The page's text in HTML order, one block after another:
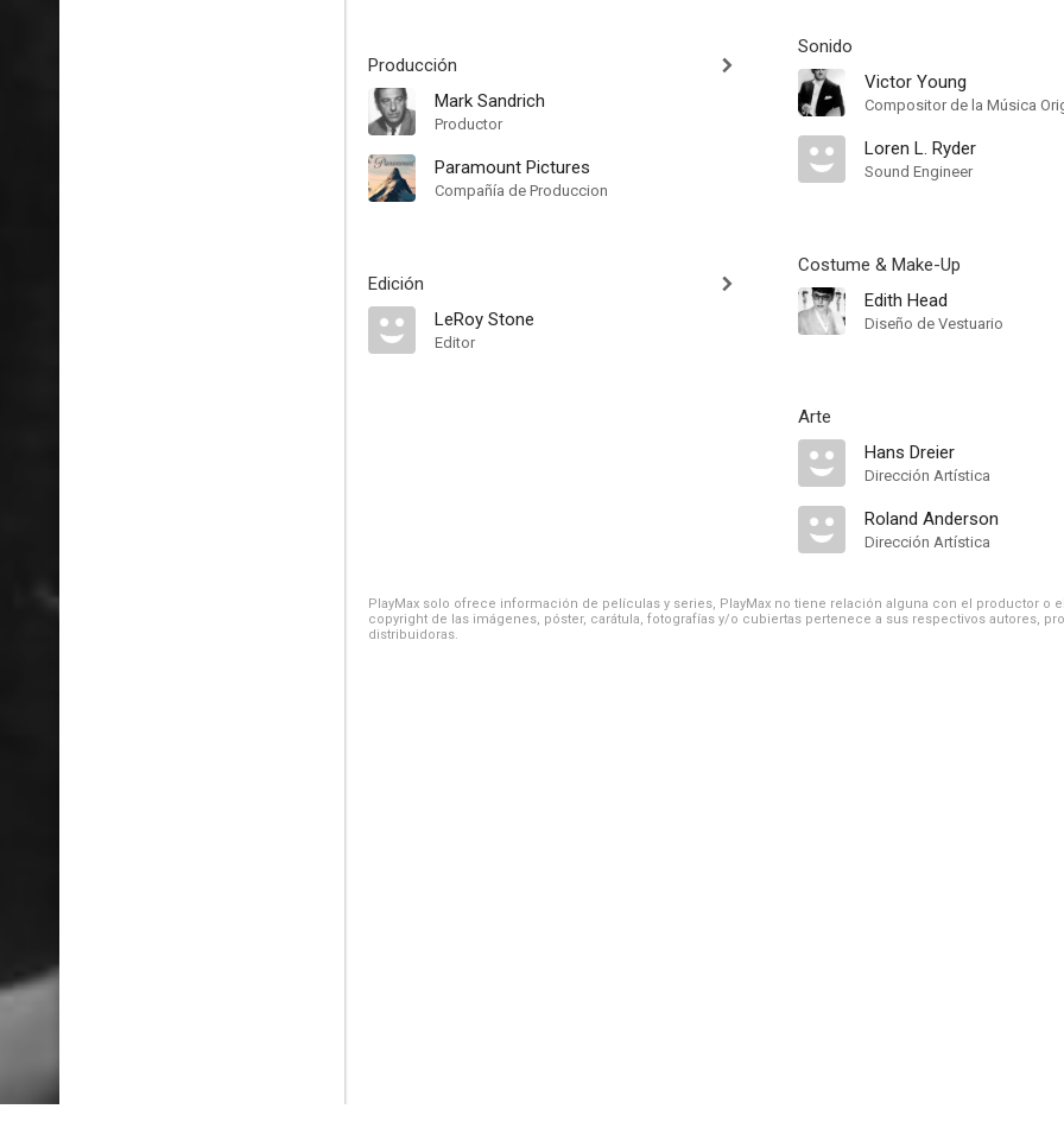
Producción
Mark Sandrich
Productor
Paramount Pictures
Compañía de Produccion
Edición
LeRoy Stone
Editor
Sonido
Victor Young
Compositor de la Música
Loren L. Ryder
Sound Engineer
Costume & Make-Up
Edith Head
Diseño de Vestuario
Arte
Hans Dreier
Dirección Artística
Roland Anderson
Dirección Artística
PlayMax solo ofrece información de películas y series, PlayMax no tiene relación alguna con el productor o
copyright de las imágenes, póster, carátula, fotografías y/o cubiertas pertenece a sus respectivos autores,
distribuidoras.